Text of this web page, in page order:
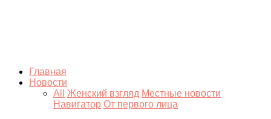
Главная
Новости
All
Женский взгляд Местные новости
Навигатор От первого лица